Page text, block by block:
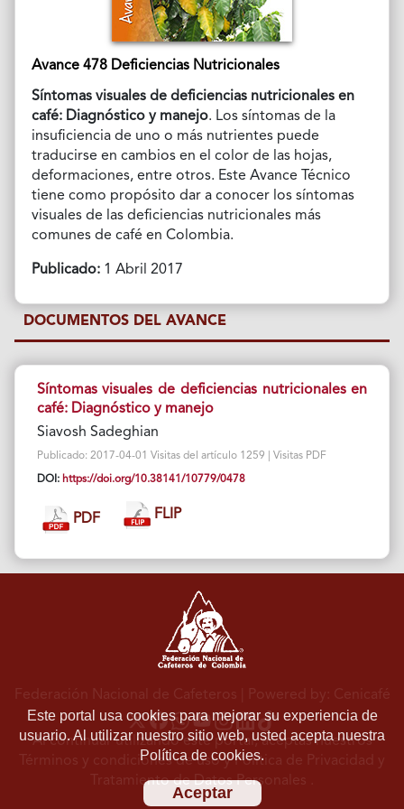
Avance 478 Deficiencias Nutricionales
Síntomas visuales de deficiencias nutricionales en
café: Diagnóstico y manejo. Los síntomas de la
insuficiencia de uno o más nutrientes puede
traducirse en cambios en el color de las hojas,
deformaciones, entre otros. Este Avance Técnico
tiene como propósito dar a conocer los síntomas
visuales de las deficiencias nutricionales más
comunes de café en Colombia.
Publicado:1 Abril 2017
DOCUMENTOS DEL AVANCE
Síntomas visuales de deficiencias nutricionales en
café: Diagnóstico y manejo
Siavosh Sadeghian
Publicado: 2017-04-01 Visitas del artículo 1259 | Visitas PDF
DOI: https://doi.org/10.38141/10779/0478
PDF FLIP
Este portal usa cookies para mejorar su experiencia de
usuario. Al utilizar nuestro sitio web, usted acepta nuestra
Política de cookies.
Aceptar
Federación Nacional de Cafeteros | Powered by: Cenicafé
Al continuar utilizando este portal, aceptas nuestros
Términos y condiciones de usoyPolítica de Privacidad y
Tratamiento de Datos Personales